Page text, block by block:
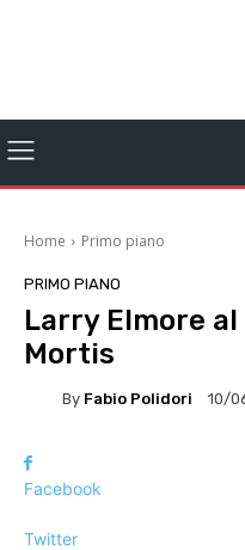
Home Primo piano
PRIMO PIANO
Larry Elmore
Mortis
By Fabio Polidori 10/
Facebook
Twitter